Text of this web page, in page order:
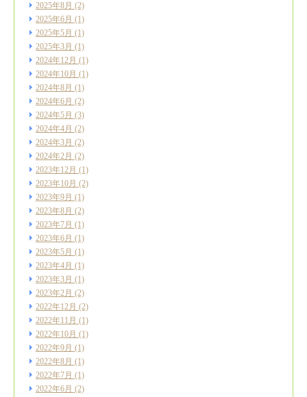
2025年8月 (2)
2025年6月 (1)
2025年5月 (1)
2025年3月 (1)
2024年12月 (1)
2024年10月 (1)
2024年8月 (1)
2024年6月 (2)
2024年5月 (3)
2024年4月 (2)
2024年3月 (2)
2024年2月 (2)
2023年12月 (1)
2023年10月 (2)
2023年9月 (1)
2023年8月 (2)
2023年7月 (1)
2023年6月 (1)
2023年5月 (1)
2023年4月 (1)
2023年3月 (1)
2023年2月 (2)
2022年12月 (2)
2022年11月 (1)
2022年10月 (1)
2022年9月 (1)
2022年8月 (1)
2022年7月 (1)
2022年6月 (2)